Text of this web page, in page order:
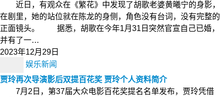
近日，有观众在《繁花》中发现了胡歌老婆黄曦宁的身影，
在剧里，她的站位就在陈龙的身侧，角色没有台词，没有完整的
正面镜头。 据悉，胡歌在今年1月31日突然官宣自己已婚，
并有了一…
2023年12月29日
娱乐新闻
贾玲再次导演影后双提百花奖 贾玲个人资料简介
7月2日，第37届大众电影百花奖提名名单发布，贾玲凭借